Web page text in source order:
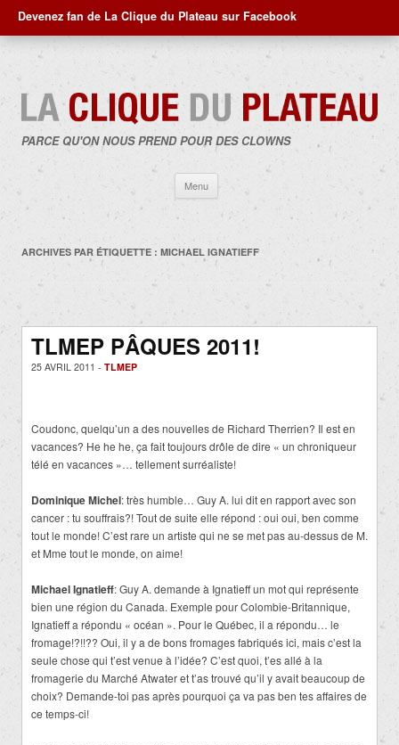
Devenez fan de La Clique du Plateau sur Facebook
PARCE QU'ON NOUS PREND POUR DES CLOWNS
Menu
contenu
ARCHIVES PAR ÉTIQUETTE : MICHAEL IGNATIEFF
TLMEP PÂQUES 2011!
25 AVRIL 2011 - TLMEP
Coudonc, quelqu’un a des nouvelles de Richard Therrien? Il est en
vacances? He he he, ça fait toujours drôle de dire « un chroniqueur
télé en vacances »… tellement surréaliste!
Dominique Michel: très humble… Guy A. lui dit en rapport avec son
cancer : tu souffrais?! Tout de suite elle répond : oui oui, ben comme
tout le monde! C’est rare un artiste qui ne se met pas au-dessus de M.
et Mme tout le monde, on aime!
Michael Ignatieff: Guy A. demande à Ignatieff un mot qui représente
bien une région du Canada. Exemple pour Colombie-Britannique,
Ignatieff a répondu « océan ». Pour le Québec, il a répondu… le
fromage!?!!?? Oui, il y a de bons fromages fabriqués ici, mais c’est la
seule chose qui t’est venue à l’idée? C’est quoi, t’es allé à la
fromagerie du Marché Atwater et t’as trouvé qu’il y avait beaucoup de
choix? Demande-toi pas après pourquoi ça va pas ben tes affaires de
ce temps-ci!